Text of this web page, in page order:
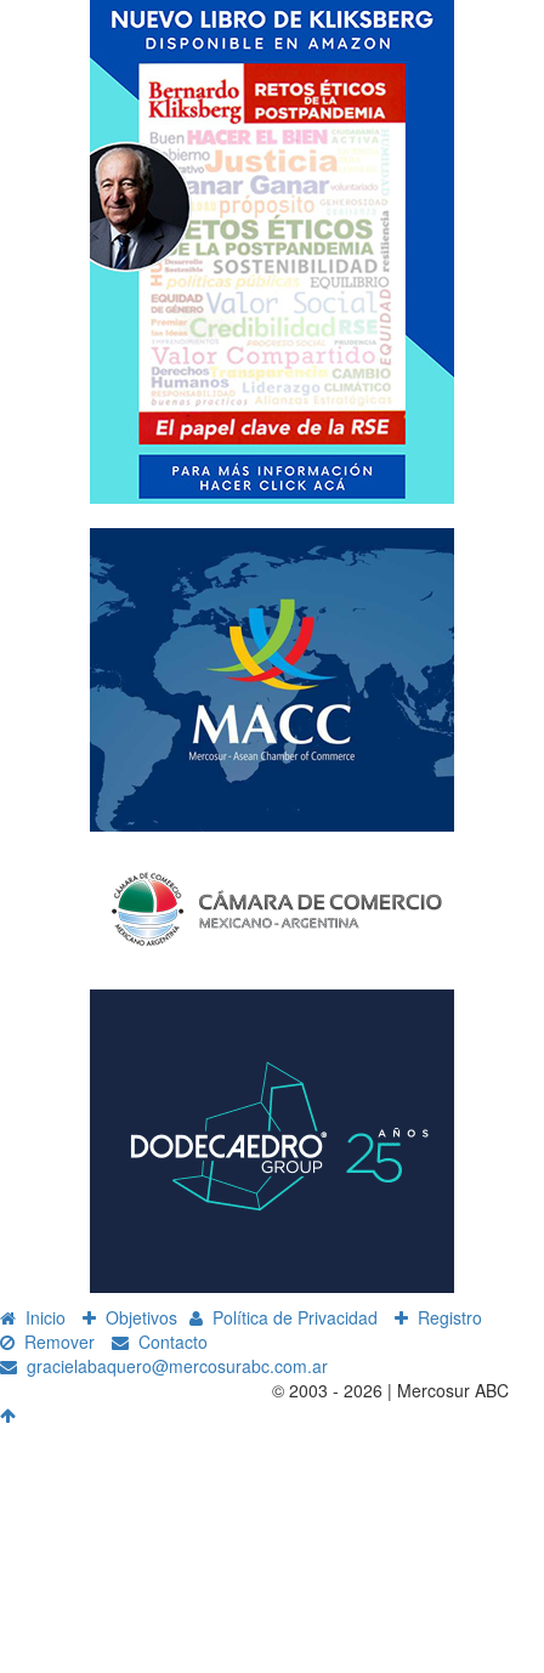
Inicio Objetivos Política de Privacidad
Registro
Remover
Contacto
gracielabaquero@mercosurabc.com.ar
© 2003 - 2026 | Mercosur ABC